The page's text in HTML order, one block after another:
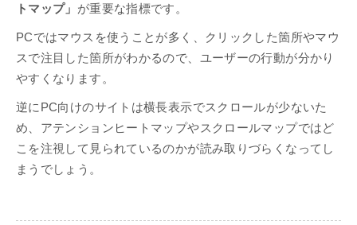
トマップ」 が重要な指標です。
PCではマウスを使うことが多く、クリックした箇所やマウ
スで注目した箇所がわかるので、ユーザーの行動が分かり
やすくなります。
逆にPC向けのサイトは横長表示でスクロールが少ないた
め、アテンションヒートマップやスクロールマップではど
こを注視して見られているのかが読み取りづらくなってし
まうでしょう。